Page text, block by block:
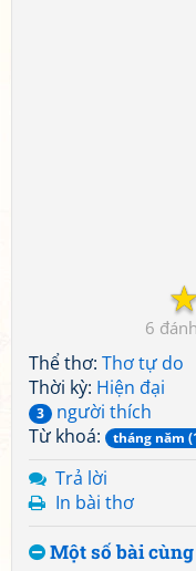
6
Thể thơ: Thơ tự do
Thời kỳ: Hiện đại
3
người thích
Từ khoá:
tháng năm
Trả lời
In bài thơ
Một số bài